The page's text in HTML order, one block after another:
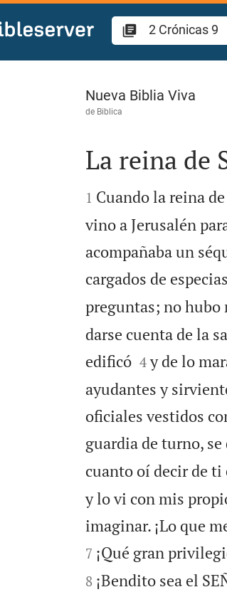
2 Crónicas 9
Nueva Biblia Viva
de Biblica

La reina de

1 Cuando la reina
vino a Jerusalén
acompañaba un
cargados de
preguntas; no hubo
darse cuenta de la
edificó
4 y de lo
ayudantes y
oficiales vestidos
guardia de turno,
cuanto oí decir de ti
y lo vi con mis
imaginar. ¡Lo que
7 ¡Qué gran
8 ¡Bendito sea el